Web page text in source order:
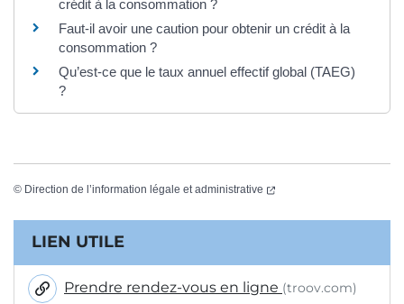
crédit à la consommation ?
Faut-il avoir une caution pour obtenir un crédit à la
consommation ?
Qu’est-ce que le taux annuel effectif global (TAEG)
?
© Direction de l’information légale et administrative (ouverture dans un
Informations complémentaires
LIEN UTILE
Prendre rendez-vous en ligne (troov.com)